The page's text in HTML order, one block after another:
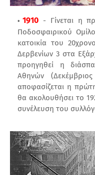
1910 - Γίνεται η
Ποδοσφαιρικού
κατοικία του
Δερβενίων 3 στα
προηγηθεί η
Αθηνών
αποφασίζεται η
θα ακολουθήσει το
συνέλευση του